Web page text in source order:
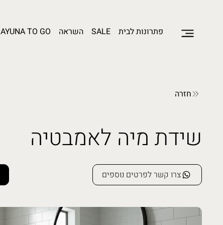
פתרונות לבית SALE השראה AYUNA TO GO
חזרה
שידת מיה לאמבטיה
צרו קשר לפרטים נוספים